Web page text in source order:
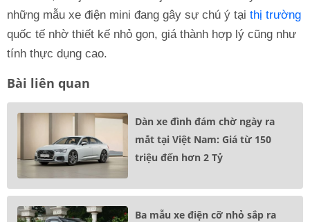
những mẫu xe điện mini đang gây sự chú ý tại thị trường
quốc tế nhờ thiết kế nhỏ gọn, giá thành hợp lý cũng như
tính thực dụng cao.
Bài liên quan
Dàn xe đình đám chờ ngày ra
mắt tại Việt Nam: Giá từ 150
triệu đến hơn 2 Tỷ
Ba mẫu xe điện cỡ nhỏ sắp ra